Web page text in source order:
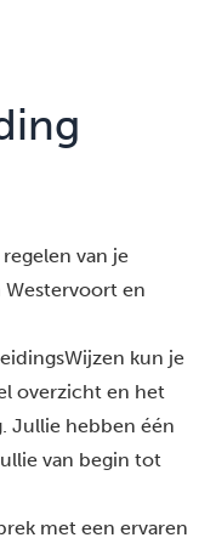
van je
Westervoort en
kun je
overzicht en het
Jullie hebben één
van begin tot
met een ervaren